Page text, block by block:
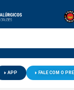
APP FALE COM O